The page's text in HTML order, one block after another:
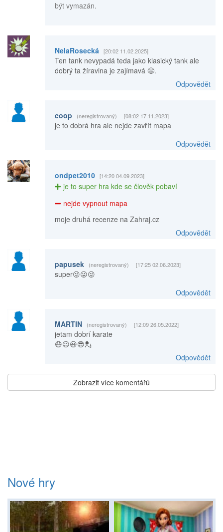
být vymazán.
NelaRosecká [20:02 11.02.2025]
Ten tank nevypadá teda jako klasický tank ale
dobrý ta žíravina je zajímavá 😬.
Odpovědět
coop (neregistrovaný) [08:02 17.11.2023]
je to dobrá hra ale nejde zavřít mapa
Odpovědět
ondpet2010 [14:20 04.09.2023]
je to super hra kde se člověk pobaví
nejde vypnout mapa
moje druhá recenze na Zahraj.cz
Odpovědět
papusek (neregistrovaný) [17:25 02.06.2023]
super😜😜😜
Odpovědět
MARTIN (neregistrovaný) [12:09 26.05.2022]
jetam dobrí karate
😷😉😃😎💂
Odpovědět
Zobrazit více komentářů
Nové hry